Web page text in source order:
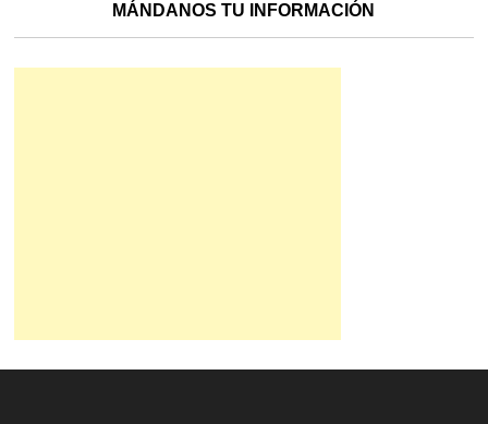
MÁNDANOS TU INFORMACIÓN